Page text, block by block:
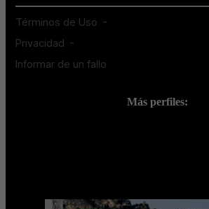
Más perfiles: